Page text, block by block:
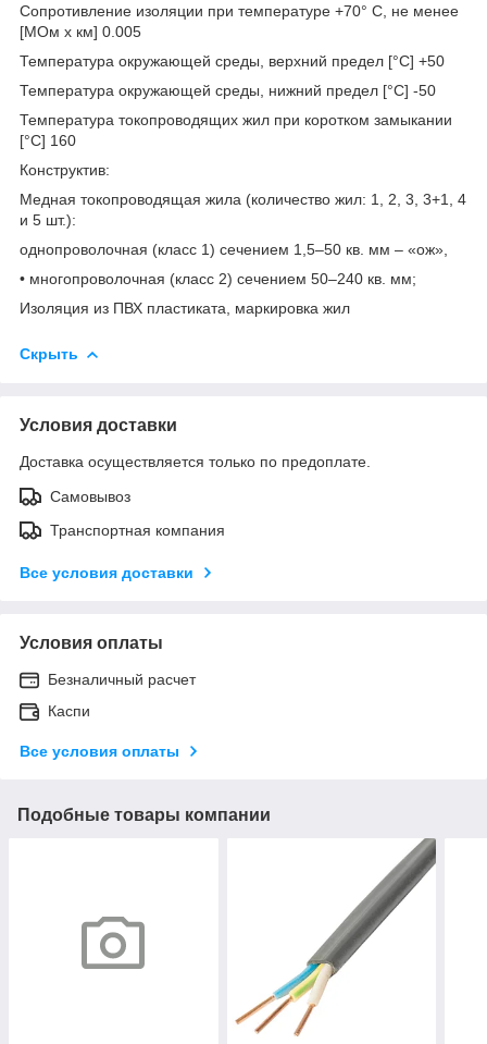
Сопротивление изоляции при температуре +70° С, не менее
[МОм х км] 0.005
Температура окружающей среды, верхний предел [°C] +50
Температура окружающей среды, нижний предел [°C] -50
Температура токопроводящих жил при коротком замыкании
[°С] 160
Конструктив:
Медная токопроводящая жила (количество жил: 1, 2, 3, 3+1, 4
и 5 шт.):
однопроволочная (класс 1) сечением 1,5–50 кв. мм – «ож»,
• многопроволочная (класс 2) сечением 50–240 кв. мм;
Изоляция из ПВХ пластиката, маркировка жил
Скрыть
Условия доставки
Доставка осуществляется только по предоплате.
Самовывоз
Транспортная компания
Все условия доставки
Условия оплаты
Безналичный расчет
Каспи
Все условия оплаты
Подобные товары компании